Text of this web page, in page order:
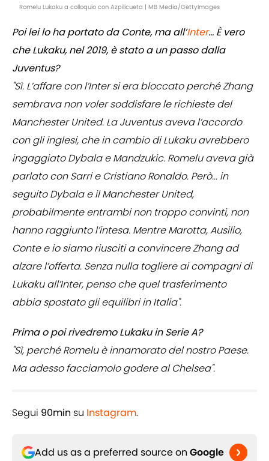
Romelu Lukaku a colloquio con Azpilicueta | MB Media/GettyImages
Poi lei lo ha portato da Conte, ma all’Inter... È vero
che Lukaku, nel 2019, è stato a un passo dalla
Juventus?
"Sì. L’affare con l’Inter si era bloccato perché Zhang
sembrava non voler soddisfare le richieste del
Manchester United. La Juventus aveva l’accordo
con gli inglesi, che in cambio di Lukaku avrebbero
ingaggiato Dybala e Mandzukic. Romelu aveva già
parlato con Sarri e Cristiano Ronaldo. Però... in
seguito Dybala e il Manchester United,
probabilmente entrambi non troppo convinti, non
hanno raggiunto l’intesa. Mentre Marotta, Ausilio,
Conte e io siamo riusciti a convincere Zhang ad
alzare l’offerta. Senza nulla togliere ai compagni di
Lukaku all’Inter, penso che quel trasferimento
abbia spostato gli equilibri in Italia".
Prima o poi rivedremo Lukaku in Serie A?
"Sì, perché Romelu è innamorato del nostro Paese.
Ma adesso facciamolo godere al Chelsea".
Segui 90min su Instagram.
Add us as a preferred source on Google